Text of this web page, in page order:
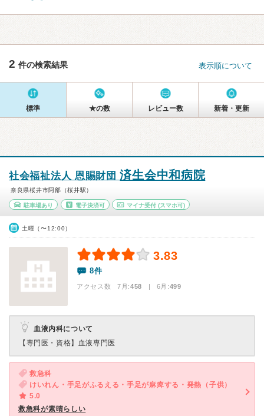
2 件の検索結果 表示順について
標準 ★の数 レビュー数 新着・更新
社会福祉法人 恩賜財団済生会中和病院
奈良県桜井市阿部（桜井駅）
駐車場あり 電子決済可 マイナ受付 (スマホ可)
土曜（〜12:00）
3.83
8件
アクセス数 7月:458 | 6月:499
血液内科について
【専門医・資格】 血液専門医
救急科
けいれん・手足がふるえる・手足が麻痺する・発熱（子供）
5.0
救急科が素晴らしい